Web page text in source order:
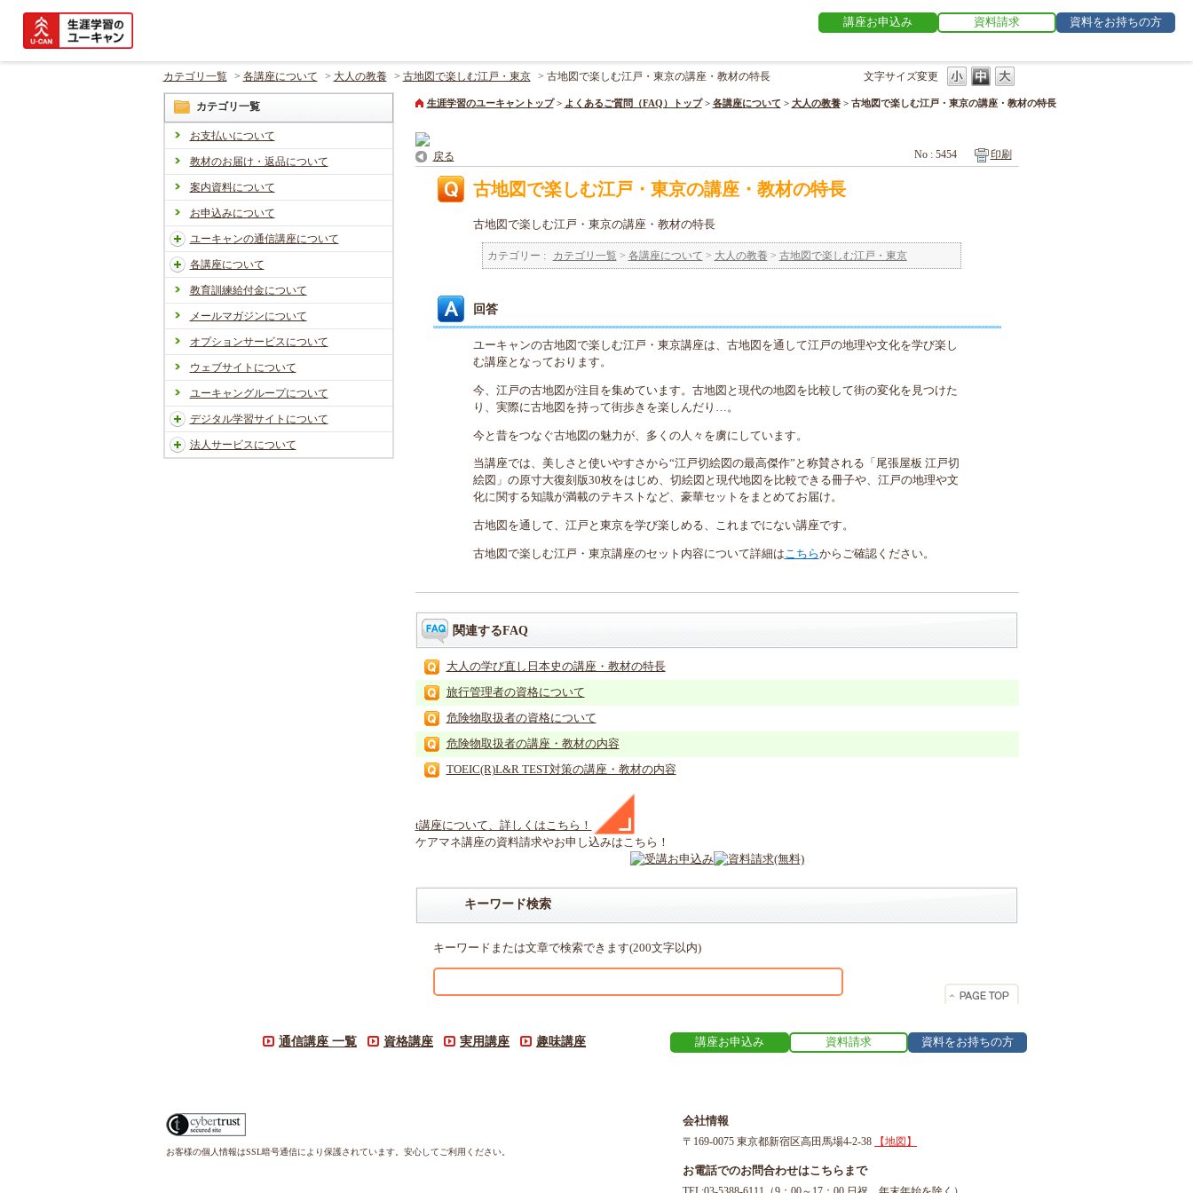
講座お申込み 資料請求 資料をお持ちの方
文字サイズ変更
カテゴリ一覧 > 各講座について > 大人の教養 > 古地図で楽しむ江戸・東京 > 古地図で楽しむ江戸・東京の講座・教材の特長
カテゴリ一覧
お支払いについて
教材のお届け・返品について
案内資料について
お申込みについて
ユーキャンの通信講座について
各講座について
教育訓練給付金について
メールマガジンについて
オプションサービスについて
ウェブサイトについて
ユーキャングループについて
デジタル学習サイトについて
法人サービスについて
生涯学習のユーキャントップ > よくあるご質問（FAQ）トップ > 各講座について > 大人の教養 > 古地図で楽しむ江戸・東京の講座・教材の特長
戻る No : 5454 印刷
古地図で楽しむ江戸・東京の講座・教材の特長
古地図で楽しむ江戸・東京の講座・教材の特長
カテゴリー : カテゴリ一覧 > 各講座について > 大人の教養 > 古地図で楽しむ江戸・東京
回答
ユーキャンの古地図で楽しむ江戸・東京講座は、古地図を通して江戸の地理や文化を学び楽し
む講座となっております。
今、江戸の古地図が注目を集めています。古地図と現代の地図を比較して街の変化を見つけた
り、実際に古地図を持って街歩きを楽しんだり…。
今と昔をつなぐ古地図の魅力が、多くの人々を虜にしています。
当講座では、美しさと使いやすさから“江戸切絵図の最高傑作”と称賛される「尾張屋板 江戸切
絵図」の原寸大復刻版30枚をはじめ、切絵図と現代地図を比較できる冊子や、江戸の地理や文
化に関する知識が満載のテキストなど、豪華セットをまとめてお届け。
古地図を通して、江戸と東京を学び楽しめる、これまでにない講座です。
古地図で楽しむ江戸・東京講座のセット内容について詳細はこちらからご確認ください。
関連するFAQ
大人の学び直し日本史の講座・教材の特長
旅行管理者の資格について
危険物取扱者の資格について
危険物取扱者の講座・教材の内容
TOEIC(R)L&R TEST対策の講座・教材の内容
t講座について、詳しくはこちら！
ケアマネ講座の資料請求やお申し込みはこちら！
キーワード検索
キーワードまたは文章で検索できます(200文字以内)
通信講座 一覧 資格講座 実用講座 趣味講座 講座お申込み 資料請求 資料をお持ちの方
お客様の個人情報はSSL暗号通信により保護されています。安心してご利用ください。
会社情報
〒169-0075 東京都新宿区高田馬場4-2-38 【地図】
お電話でのお問合わせはこちらまで